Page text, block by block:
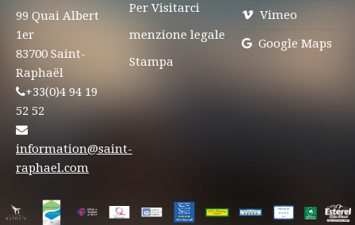
99 Quai Albert
1er
83700 Saint-
Raphaël
+33(0)4 94 19
52 52
information@saint-
raphael.com
Per Visitarci
menzione legale
Stampa
Vimeo
Google Maps